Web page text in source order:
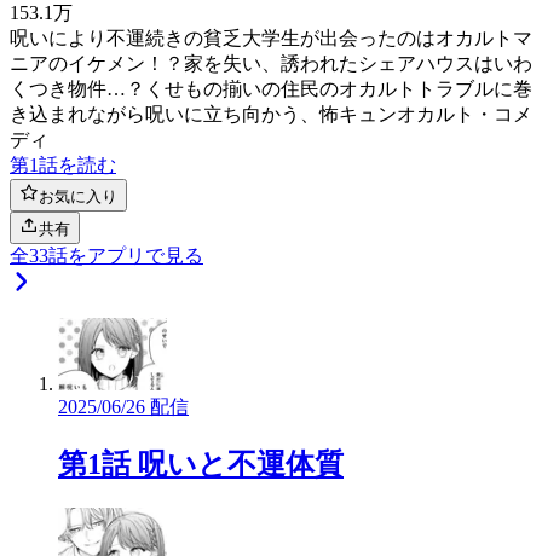
153.1万
呪いにより不運続きの貧乏大学生が出会ったのはオカルトマ
ニアのイケメン！？家を失い、誘われたシェアハウスはいわ
くつき物件…？くせもの揃いの住民のオカルトトラブルに巻
き込まれながら呪いに立ち向かう、怖キュンオカルト・コメ
ディ
第1話を読む
お気に入り
共有
全33話をアプリで見る
2025/06/26 配信
第1話 呪いと不運体質